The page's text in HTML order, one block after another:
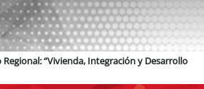
“Vivienda, Integración y Desarrollo